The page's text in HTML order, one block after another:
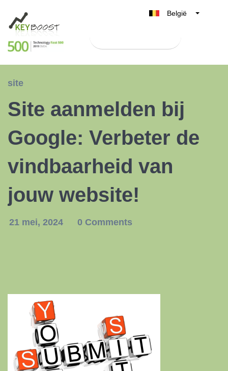
België
Nederland
España
site
Site aanmelden bij
Google: Verbeter de
vindbaarheid van
jouw website!
21 mei, 2024 0 Comments